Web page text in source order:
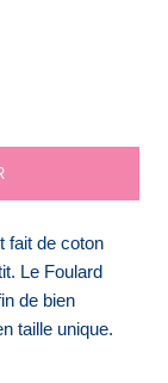
fait de coton
Le Foulard
de bien
taille unique.